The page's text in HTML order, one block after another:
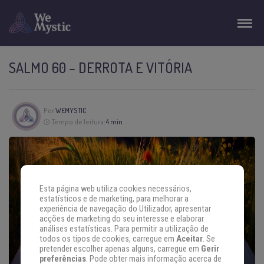
SALMO 60 – DERROTA E VITÓRIA
PorWEMYSTIC
Tempo de leitura:4 min
Esta página web utiliza cookies necessários,
estatísticos e de marketing, para melhorar a
experiência de navegação do Utilizador, apresentar
acções de marketing do seu interesse e elaborar
análises estatísticas. Para permitir a utilização de
todos os tipos de cookies, carregue em Aceitar. Se
pretender escolher apenas alguns, carregue em Gerir
preferências. Pode obter mais informação acerca de